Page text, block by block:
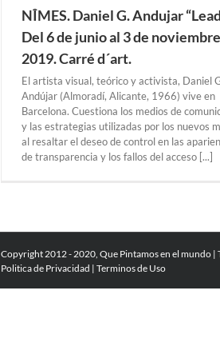
NÎMES. Daniel G. Andujar
Del 6 de junio al 3 de noviembre
2019. Carré d´art.
El artista visual, teórico y activista, Daniel
Andújar (Almoradí, Alicante, 1966) vive en
Barcelona. Cuestiona los medios de
y las estrategias utilizadas por los nuevos
al resaltar el deseo de control en las
de transparencia y los fallos del acceso [...]
Copyright 2012 - 2020, Que Pintamos en el mundo
Politica de Privacidad | Terminos de Uso